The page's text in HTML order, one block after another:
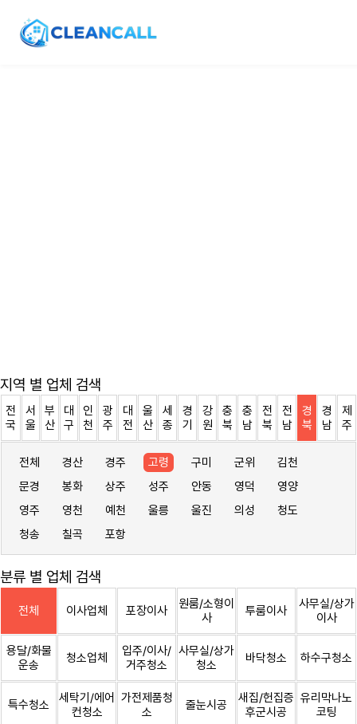
지역 별 업체 검색
전
국
서
울
부
산
대
구
인
천
광
주
대
전
울
산
세
종
경
기
강
원
충
북
충
남
전
북
전
남
경
북
경
남
제
주
전체 경산 경주 고령 구미 군위
김천
문경
봉화 상주 성주 안동 영덕
영양
영주
영천 예천 울릉 울진 의성
청도
청송
칠곡 포항
분류 별 업체 검색
전체 이사업체 포장이사
원룸/소형이
사
투룸이사
사무실/상가
이사
용달/화물
운송
청소업체
입주/이사/
거주청소
사무실/상가
청소
바닥청소 하수구청소
특수청소
세탁기/에어
컨청소
가전제품청
소
줄눈시공
새집/헌집증
후군시공
유리막나노
코팅